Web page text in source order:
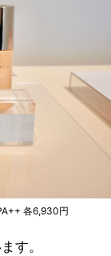
各6,930円
す。